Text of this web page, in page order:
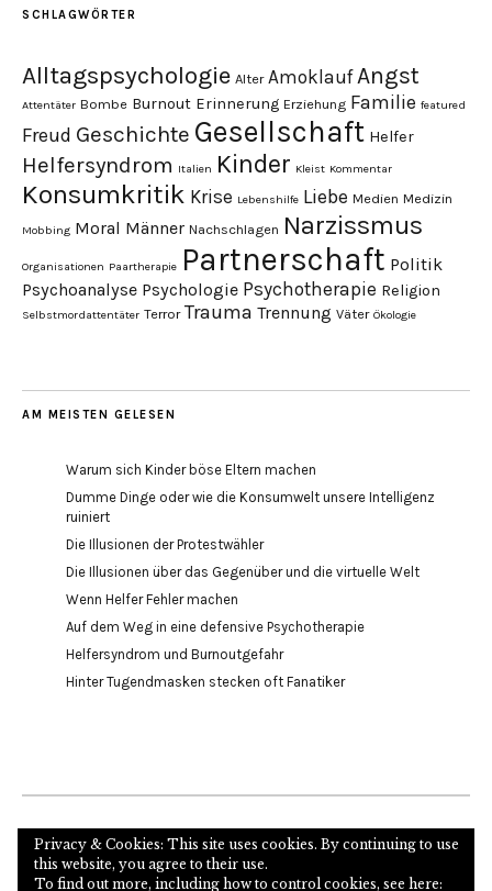
SCHLAGWÖRTER
Alltagspsychologie Alter Amoklauf Angst
Attentäter Bombe Burnout Erinnerung Erziehung Familie featured
Freud Geschichte Gesellschaft Helfer
Helfersyndrom Italien Kinder Kleist Kommentar
Konsumkritik Krise Lebenshilfe Liebe Medien Medizin
Mobbing Moral Männer Nachschlagen Narzissmus
Organisationen Paartherapie Partnerschaft Politik
Psychoanalyse Psychologie Psychotherapie Religion
Selbstmordattentäter Terror Trauma Trennung Väter Ökologie
AM MEISTEN GELESEN
Warum sich Kinder böse Eltern machen
Dumme Dinge oder wie die Konsumwelt unsere Intelligenz
ruiniert
Die Illusionen der Protestwähler
Die Illusionen über das Gegenüber und die virtuelle Welt
Wenn Helfer Fehler machen
Auf dem Weg in eine defensive Psychotherapie
Helfersyndrom und Burnoutgefahr
Hinter Tugendmasken stecken oft Fanatiker
Internetseite des Autors und Psychoanalytikers
Privacy & Cookies: This site uses cookies. By continuing to use
this website, you agree to their use.
To find out more, including how to control cookies, see here: